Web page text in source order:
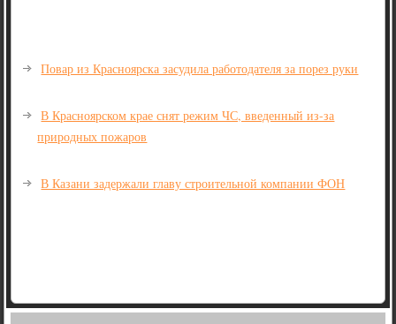
Повар из Красноярска засудила работодателя за порез руки
В Красноярском крае снят режим ЧС, введенный из-за
природных пожаров
В Казани задержали главу строительной компании ФОН